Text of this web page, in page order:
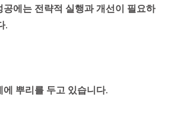
에는 전략적 실행과 개선이 필요하
.
뿌리를 두고 있습니다.